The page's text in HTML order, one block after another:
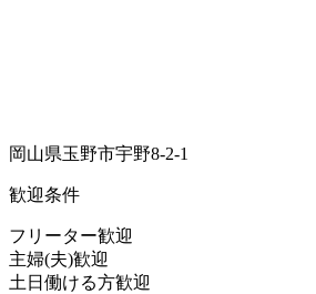
岡山県玉野市宇野8-2-1
歓迎条件
フリーター歓迎
主婦(夫)歓迎
土日働ける方歓迎